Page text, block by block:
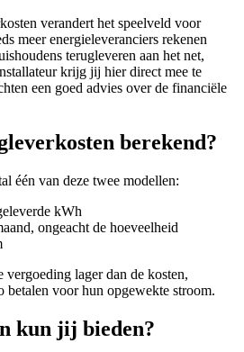
verandert het speelveld voor
meer energieleveranciers rekenen
terugleveren aan het net,
krijg jij hier direct mee te
een goed advies over de financiële
berekend?
één van deze twee modellen:
kWh
ongeacht de hoeveelheid
lager dan de kosten,
betalen voor hun opgewekte stroom.
kun jij bieden?